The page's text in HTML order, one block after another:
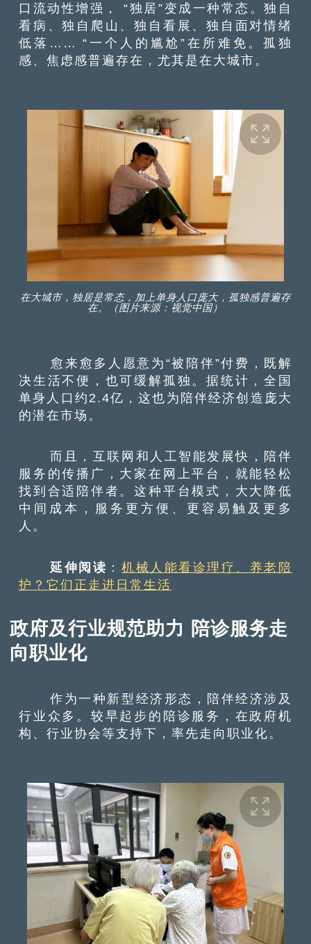
口流动性增强， “独居”变成一种常态。独自
看病、独自爬山、独自看展、独自面对情绪
低落…… “一个人的尴尬”在所难免。孤独
感、焦虑感普遍存在，尤其是在大城市。
在大城市，独居是常态，加上单身人口庞大，孤独感普遍存
在。（图片来源：视觉中国）
愈来愈多人愿意为“被陪伴”付费，既解
决生活不便，也可缓解孤独。据统计，全国
单身人口约2.4亿，这也为陪伴经济创造庞大
的潜在市场。
而且，互联网和人工智能发展快，陪伴
服务的传播广，大家在网上平台，就能轻松
找到合适陪伴者。这种平台模式，大大降低
中间成本，服务更方便、更容易触及更多
人。
延伸阅读 ：机械人能看诊理疗、养老陪
护？它们正走进日常生活
政府及行业规范助力 陪诊服务走
向职业化
作为一种新型经济形态，陪伴经济涉及
行业众多。较早起步的陪诊服务，在政府机
构、行业协会等支持下，率先走向职业化。